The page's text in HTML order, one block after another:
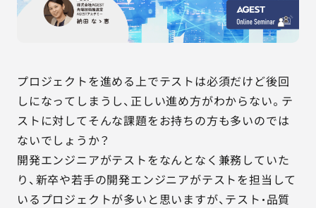
サービスお問い合わせ専用番号
03-6865-4864
（平日9:30〜18:00）
※その他のご連絡は
プロジェクトを進める上でテストは必須だけど後回
しになってしまうし、正しい進め方がわからない。テ
ストに対してそんな課題をお持ちの方も多いのでは
ないでしょうか？
開発エンジニアがテストをなんとなく兼務していた
り、新卒や若手の開発エンジニアがテストを担当して
いるプロジェクトが多いと思いますが、テスト・品質